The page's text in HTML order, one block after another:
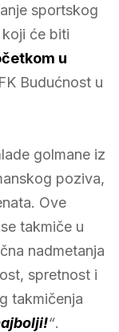
sportskog
koji će biti
u
Budućnost u
golmane iz
poziva,
Ove
takmiče u
nadmetanja
spretnost i
takmičenja
“.